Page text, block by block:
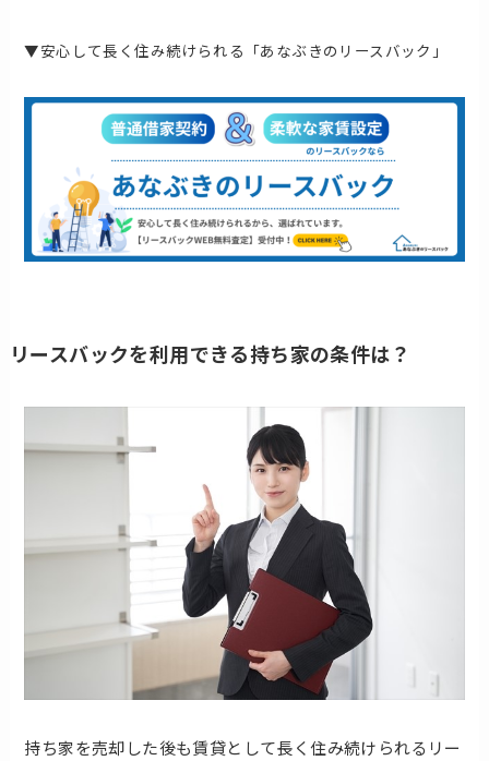
▼安心して長く住み続けられる「あなぶきのリースバック」
リースバックを利用できる持ち家の条件は？
持ち家を売却した後も賃貸として長く住み続けられるリー